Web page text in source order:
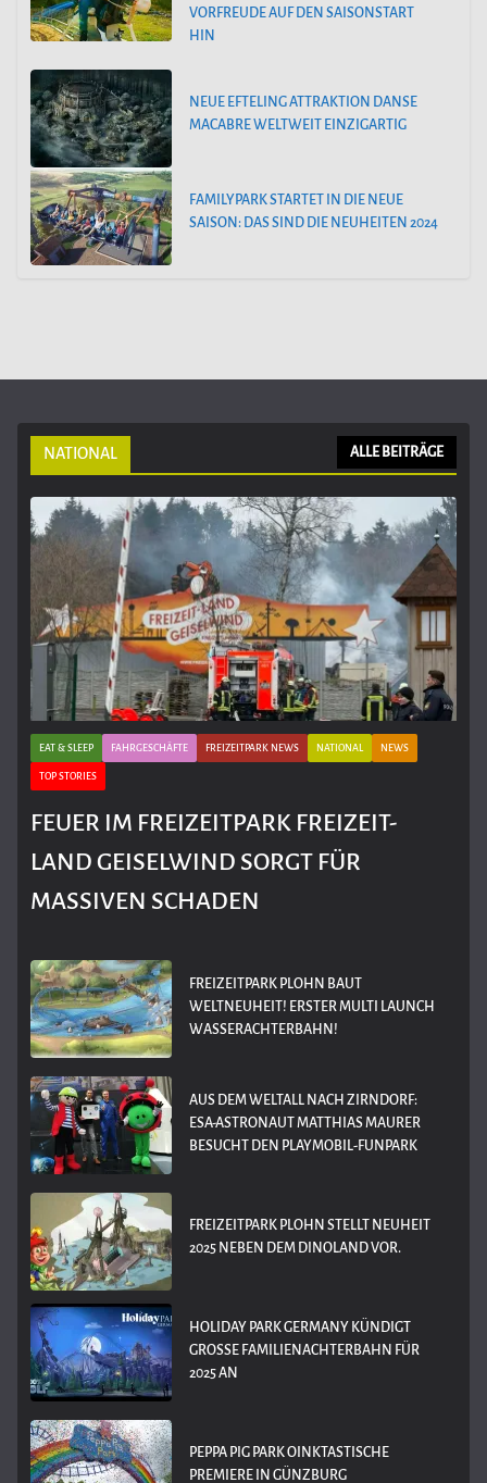
VORFREUDE AUF DEN SAISONSTART
HIN
NEUE EFTELING ATTRAKTION DANSE
MACABRE WELTWEIT EINZIGARTIG
FAMILYPARK STARTET IN DIE NEUE
SAISON: DAS SIND DIE NEUHEITEN 2024
NATIONAL ALLE BEITRÄGE
EAT & SLEEP FAHRGESCHÄFTE FREIZEITPARK NEWS NATIONAL NEWS
TOP STORIES
FEUER IM FREIZEITPARK FREIZEIT-
LAND GEISELWIND SORGT FÜR
MASSIVEN SCHADEN
FREIZEITPARK PLOHN BAUT
WELTNEUHEIT! ERSTER MULTI LAUNCH
WASSERACHTERBAHN!
AUS DEM WELTALL NACH ZIRNDORF:
ESA-ASTRONAUT MATTHIAS MAURER
BESUCHT DEN PLAYMOBIL-FUNPARK
FREIZEITPARK PLOHN STELLT NEUHEIT
2025 NEBEN DEM DINOLAND VOR.
HOLIDAY PARK GERMANY KÜNDIGT
GROSSE FAMILIENACHTERBAHN FÜR 2
025 AN
PEPPA PIG PARK OINKTASTISCHE
PREMIERE IN GÜNZBURG